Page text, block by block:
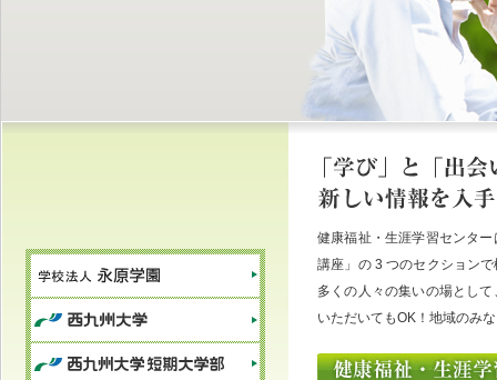
健康福祉・生涯学習センタ
講座」の 3 つのセクション
多くの人々の集いの場とし
いただいてもOK！地域のみ